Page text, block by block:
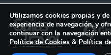
Utilizamos cookies propias y
experiencia de navegación, y
continuar con la navegación
Política de Cookies & Política